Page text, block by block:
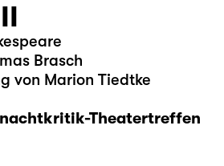
Brasch
von Marion Tiedtke
Theatertreffen